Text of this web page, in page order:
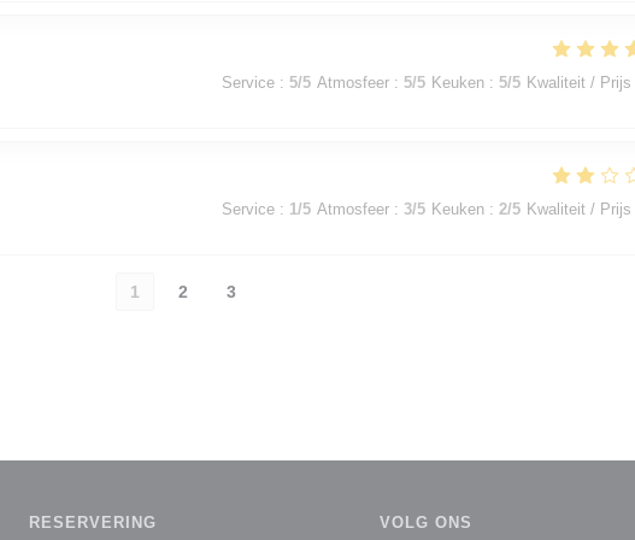
Service : 5/5 Atmosfeer : 5/5 Keuken : 5/5 Kwaliteit / Prijs
Service : 1/5 Atmosfeer : 3/5 Keuken : 2/5 Kwaliteit / Prijs
1 2 3
RESERVERING VOLG ONS